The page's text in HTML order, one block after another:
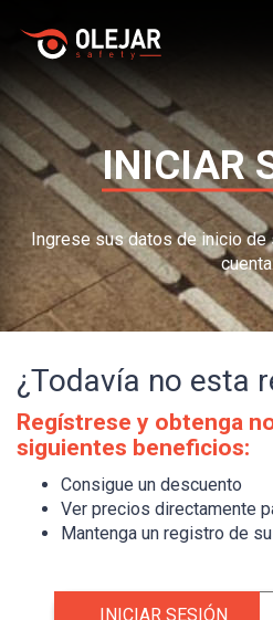
INICIAR
Ingrese sus datos de inicio de
¿Todavía no esta
Regístrese y obtenga
siguientes beneficios:
Consigue un descuento
Ver precios directamente
Mantenga un registro de
INICIAR SESIÓN